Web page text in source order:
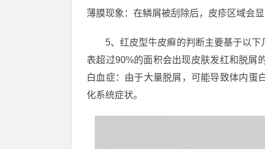
薄膜现象：在鳞屑被刮除后，皮疹区域会
5、红皮型牛皮癣的判断主要基于以
表超过90%的面积会出现皮肤发红和脱屑
白血症：由于大量脱屑，可能导致体内蛋
化系统症状。